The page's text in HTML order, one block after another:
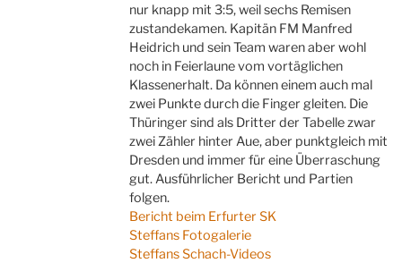
nur knapp mit 3:5, weil sechs Remisen
zustandekamen. Kapitän FM Manfred
Heidrich und sein Team waren aber wohl
noch in Feierlaune vom vortäglichen
Klassenerhalt. Da können einem auch mal
zwei Punkte durch die Finger gleiten. Die
Thüringer sind als Dritter der Tabelle zwar
zwei Zähler hinter Aue, aber punktgleich mit
Dresden und immer für eine Überraschung
gut. Ausführlicher Bericht und Partien
folgen.
Bericht beim Erfurter SK
Steffans Fotogalerie
Steffans Schach-Videos